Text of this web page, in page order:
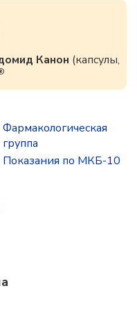
Канон (капсулы,
Фармакологическая
группа
Показания по МКБ-10